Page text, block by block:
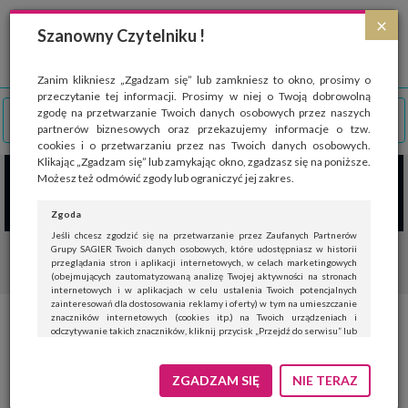
×
Szanowny Czytelniku !
Zanim klikniesz „Zgadzam się” lub zamkniesz to okno, prosimy o
przeczytanie tej informacji. Prosimy w niej o Twoją dobrowolną
zgodę na przetwarzanie Twoich danych osobowych przez naszych
partnerów biznesowych oraz przekazujemy informacje o tzw.
cookies i o przetwarzaniu przez nas Twoich danych osobowych.
Klikając „Zgadzam się” lub zamykając okno, zgadzasz się na poniższe.
Możesz też odmówić zgody lub ograniczyć jej zakres.
Zgoda
Jeśli chcesz zgodzić się na przetwarzanie przez Zaufanych Partnerów
Grupy SAGIER Twoich danych osobowych, które udostępniasz w historii
przeglądania stron i aplikacji internetowych, w celach marketingowych
(obejmujących zautomatyzowaną analizę Twojej aktywności na stronach
internetowych i w aplikacjach w celu ustalenia Twoich potencjalnych
zainteresowań dla dostosowania reklamy i oferty) w tym na umieszczanie
znaczników internetowych (cookies itp.) na Twoich urządzeniach i
odczytywanie takich znaczników, kliknij przycisk „Przejdź do serwisu” lub
Jeśli nie chcesz wyrazić zgody, kliknij „Nie teraz”.
Wyrażenie zgody jest dobrowolne. Możesz edytować zakres zgody, w tym
ZGADZAM SIĘ NIE TERAZ
Strona wykorzystuje pliki cookies, które służą głównie do celów statystycznych.
Wyrażając zgodę na używanie 'cookies', zezwalasz na zapisanie ich w pamięci
przeglądarki. Przejdź do
polityki cookies
Polscy lekarze wprowadzają
innowacje w chirurgii kleje
zamiast szwów po operacji